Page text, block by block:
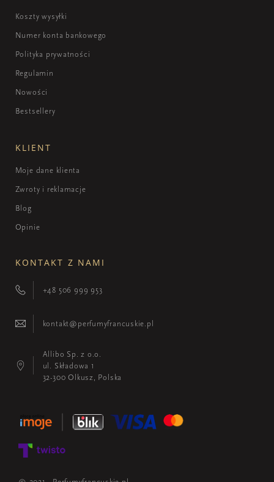
Koszty wysyłki
Numer konta bankowego
Polityka prywatności
Regulamin
Nowości
Bestsellery
KLIENT
Moje dane klienta
Zwroty i reklamacje
Blog
Opinie
KONTAKT Z NAMI
+48 506 999 953
kontakt@perfumyfrancuskie.pl
Allibo Sp. z o.o.
ul. Składowa 1
32-300 Olkusz, Polska